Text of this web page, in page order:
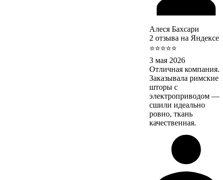
Алеся Бахсари
2 отзыва на Яндексе
⭐⭐⭐⭐⭐
3 мая 2026
Отличная компания.
Заказывала римские
шторы с
электроприводом —
сшили идеально
ровно, ткань
качественная.